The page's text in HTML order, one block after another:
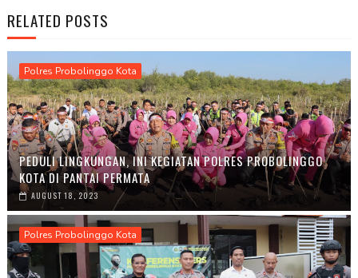
RELATED POSTS
Polres Probolinggo Kota
PEDULI LINGKUNGAN, INI KEGIATAN POLRES PROBOLINGGO
KOTA DI PANTAI PERMATA
AUGUST 18, 2023
Polres Probolinggo Kota